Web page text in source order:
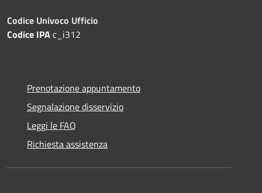
Codice Univoco Ufficio
Codice IPAc_i312
Prenotazione appuntamento
Segnalazione disservizio
Leggi le FAQ
Richiesta assistenza